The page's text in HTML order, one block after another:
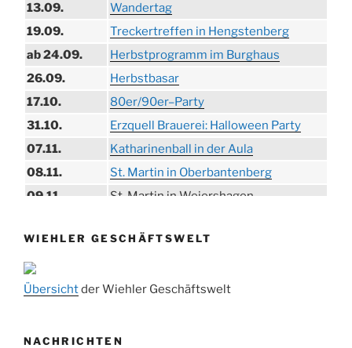
13.09.
Wandertag
19.09.
Treckertreffen in Hengstenberg
ab 24.09.
Herbstprogramm im Burghaus
26.09.
Herbstbasar
17.10.
80er/90er–Party
31.10.
Erzquell Brauerei: Halloween Party
07.11.
Katharinenball in der Aula
08.11.
St. Martin in Oberbantenberg
09.11.
St. Martin in Weiershagen
11.11.
„DÜX“ im Burghaus
14.11.
15.11.
Konzert Bielsteiner Männerchor
Anknipsfest an der Oberbantenberger
WIEHLER GESCHÄFTSWELT
Übersichtder Wiehler Geschäftswelt
NACHRICHTEN